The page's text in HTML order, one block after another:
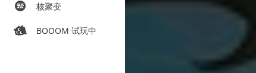
核聚变
BOOOM 试玩中